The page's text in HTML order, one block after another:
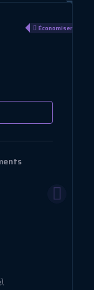
Économiser 10%